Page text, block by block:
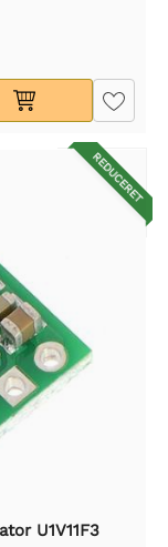
REDUCERET
U1V11F3